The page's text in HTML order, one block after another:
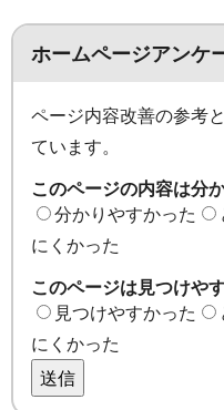
ホームページアンケ
ページ内容改善の参考
ています。
このページの内容は分
分かりやすかった
にくかった
このページは見つけや
見つけやすかった
にくかった
送信